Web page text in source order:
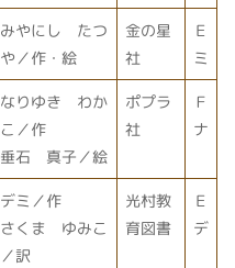
みやにし たつ
や／作・絵
金の星
社
Ｅ
ミ
なりゆき わか
こ／作
垂石 真子／絵
ポプラ
社
Ｆ
ナ
デミ／作
さくま ゆみこ
／訳
光村教
育図書
Ｅ
デ